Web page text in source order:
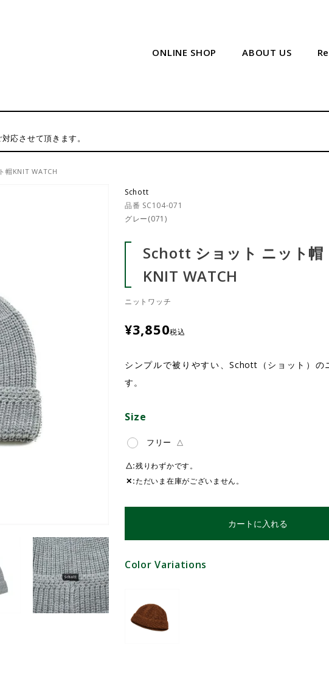
ONLINE SHOP ABOUT US
応させて頂きます。
帽KNIT WATCH
Schott
品番 SC104-071
グレー(071)
Schott ショット ニット帽
KNIT WATCH
ニットワッチ
¥3,850税込
シンプルで被りやすい、Schott（ショット）の
す。
Size
フリー △
△ 残りわずかです。
✕ ただいま在庫がございません。
カートに入れる
Color Variations